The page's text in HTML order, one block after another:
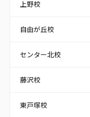
上野校
自由が丘校
センター北校
藤沢校
東戸塚校